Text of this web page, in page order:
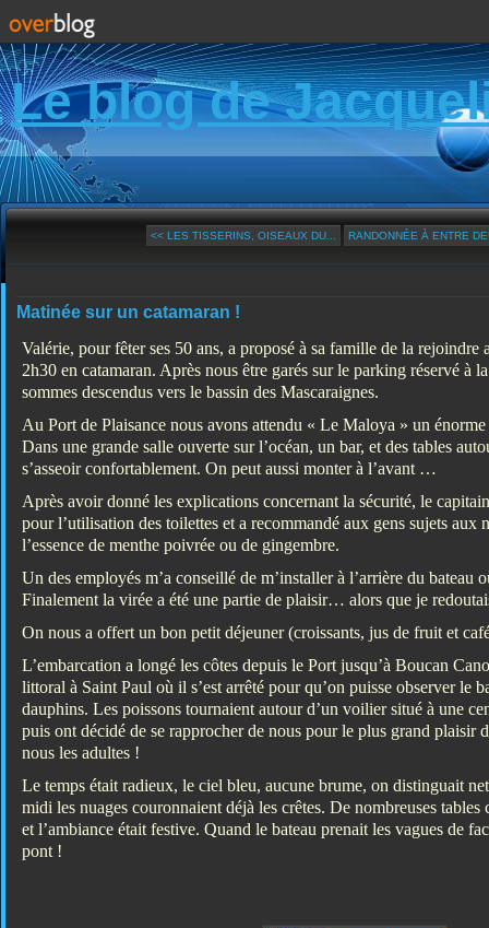
Le blog de
<< LES TISSERINS, OISEAUX DU... RANDONNÉE À ENTRE
Matinée sur un catamaran !
Valérie, pour fêter ses 50 ans, a proposé à sa famille de la rejoindre
2h30 en catamaran. Après nous être garés sur le parking réservé à
sommes descendus vers le bassin des Mascaraignes.
Au Port de Plaisance nous avons attendu « Le Maloya » un
Dans une grande salle ouverte sur l’océan, un bar, et des tables
s’asseoir confortablement. On peut aussi monter à l’avant …
Après avoir donné les explications concernant la sécurité, le
pour l’utilisation des toilettes et a recommandé aux gens sujets aux
l’essence de menthe poivrée ou de gingembre.
Un des employés m’a conseillé de m’installer à l’arrière du bateau
Finalement la virée a été une partie de plaisir… alors que je
On nous a offert un bon petit déjeuner (croissants, jus de fruit et
L’embarcation a longé les côtes depuis le Port jusqu’à Boucan
littoral à Saint Paul où il s’est arrêté pour qu’on puisse observer le
dauphins. Les poissons tournaient autour d’un voilier situé à une
puis ont décidé de se rapprocher de nous pour le plus grand plaisir
nous les adultes !
Le temps était radieux, le ciel bleu, aucune brume, on distinguait
midi les nuages couronnaient déjà les crêtes. De nombreuses
et l’ambiance était festive. Quand le bateau prenait les vagues de
pont !